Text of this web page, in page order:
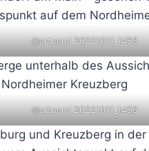
@artusmi 20221011_1458
@artusmi 20221011_1458